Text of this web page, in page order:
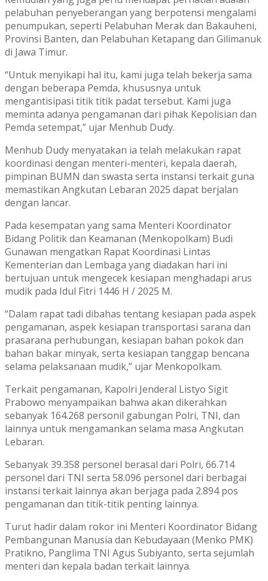
pelabuhan penyeberangan yang berpotensi mengalami
penumpukan, seperti Pelabuhan Merak dan Bakauheni,
Provinsi Banten, dan Pelabuhan Ketapang dan Gilimanuk
di Jawa Timur.
“Untuk menyikapi hal itu, kami juga telah bekerja sama
dengan beberapa Pemda, khususnya untuk
mengantisipasi titik titik padat tersebut. Kami juga
meminta adanya pengamanan dari pihak Kepolisian dan
Pemda setempat,” ujar Menhub Dudy.
Menhub Dudy menyatakan ia telah melakukan rapat
koordinasi dengan menteri-menteri, kepala daerah,
pimpinan BUMN dan swasta serta instansi terkait guna
memastikan Angkutan Lebaran 2025 dapat berjalan
dengan lancar.
Pada kesempatan yang sama Menteri Koordinator
Bidang Politik dan Keamanan (Menkopolkam) Budi
Gunawan mengatkan Rapat Koordinasi Lintas
Kementerian dan Lembaga yang diadakan hari ini
bertujuan untuk mengecek kesiapan menghadapi arus
mudik pada Idul Fitri 1446 H / 2025 M.
“Dalam rapat tadi dibahas tentang kesiapan pada aspek
pengamanan, aspek kesiapan transportasi sarana dan
prasarana perhubungan, kesiapan bahan pokok dan
bahan bakar minyak, serta kesiapan tanggap bencana
selama pelaksanaan mudik,” ujar Menkopolkam.
Terkait pengamanan, Kapolri Jenderal Listyo Sigit
Prabowo menyampaikan bahwa akan dikerahkan
sebanyak 164.268 personil gabungan Polri, TNI, dan
lainnya untuk mengamankan selama masa Angkutan
Lebaran.
Sebanyak 39.358 personel berasal dari Polri, 66.714
personel dari TNI serta 58.096 personel dari berbagai
instansi terkait lainnya akan berjaga pada 2.894 pos
pengamanan dan titik-titik penting lainnya.
Turut hadir dalam rokor ini Menteri Koordinator Bidang
Pembangunan Manusia dan Kebudayaan (Menko PMK)
Pratikno, Panglima TNI Agus Subiyanto, serta sejumlah
menteri dan kepala badan terkait lainnya.